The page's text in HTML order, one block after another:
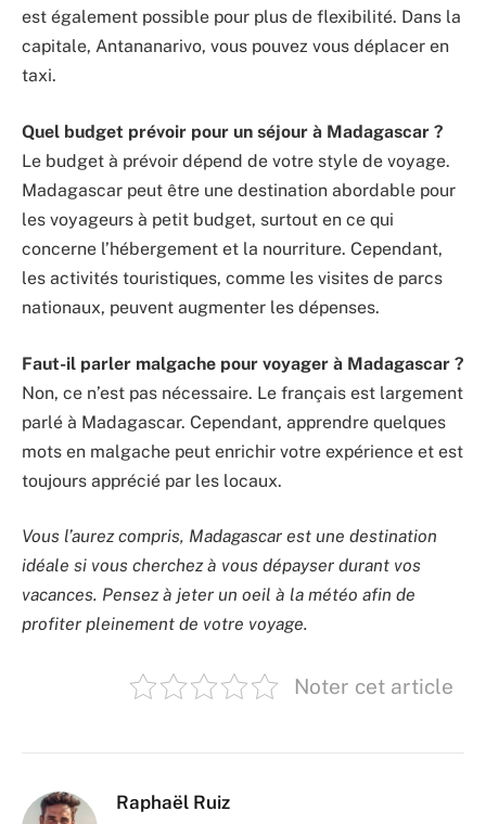
est également possible pour plus de flexibilité. Dans la
capitale, Antananarivo, vous pouvez vous déplacer en
taxi.
Quel budget prévoir pour un séjour à Madagascar ?
Le budget à prévoir dépend de votre style de voyage.
Madagascar peut être une destination abordable pour
les voyageurs à petit budget, surtout en ce qui
concerne l’hébergement et la nourriture. Cependant,
les activités touristiques, comme les visites de parcs
nationaux, peuvent augmenter les dépenses.
Faut-il parler malgache pour voyager à Madagascar ?
Non, ce n’est pas nécessaire. Le français est largement
parlé à Madagascar. Cependant, apprendre quelques
mots en malgache peut enrichir votre expérience et est
toujours apprécié par les locaux.
Vous l’aurez compris, Madagascar est une destination
idéale si vous cherchez à vous dépayser durant vos
vacances. Pensez à jeter un oeil à la météo afin de
profiter pleinement de votre voyage.
Noter cet article
Raphaël Ruiz